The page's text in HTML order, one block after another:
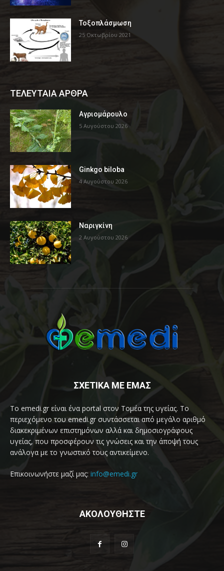
Τοξοπλάσμωση
25 Οκτωβρίου 2021
ΤΕΛΕΥΤΑΙΑ ΑΡΘΡΑ
Αγριομάρουλο
5 Αυγούστου 2026
Ginkgo biloba
4 Αυγούστου 2026
Ναριγκίνη
2 Αυγούστου 2026
ΣΧΕΤΙΚΑ ΜΕ ΕΜΑΣ
Το emedi.gr είναι ένα portal στον Τομέα της υγείας. Το
περιεχόμενο του emedi.gr συντάσσεται από μεγάλο αριθμό
διακεκριμένων επιστημόνων αλλά και δημοσιογράφους
υγείας, που προσφέρουν τις γνώσεις και την άποψή τους
ανάλογα με το γνωστικό τους αντικείμενο.
Επικοινωνήστε μαζί μας: info@emedi.gr
ΑΚΟΛΟΥΘΗΣΤΕ